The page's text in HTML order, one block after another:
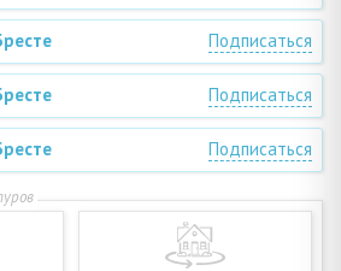
Подписаться
Подписаться
Подписаться